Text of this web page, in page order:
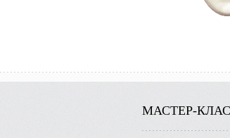
МАСТЕР-